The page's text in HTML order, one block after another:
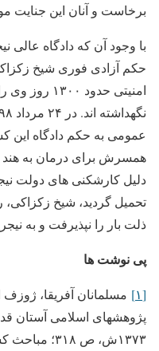
برخاست و آنان این جنایت
حکم آزادی فوری شیخ
امنیتی
عمومی به حکم دادگاه این
همسرش برای درمان به هند
دلیل کارشکنی های دولت
تحمیل گردید، شیخ زکزاکی،
ذلت بار را نپذیرفت و به
پی نوشت ها
[۱]
مسلمانان آفریقا،
پژوهشهای اسلامی آستان
۱۳۷۳ش، ص